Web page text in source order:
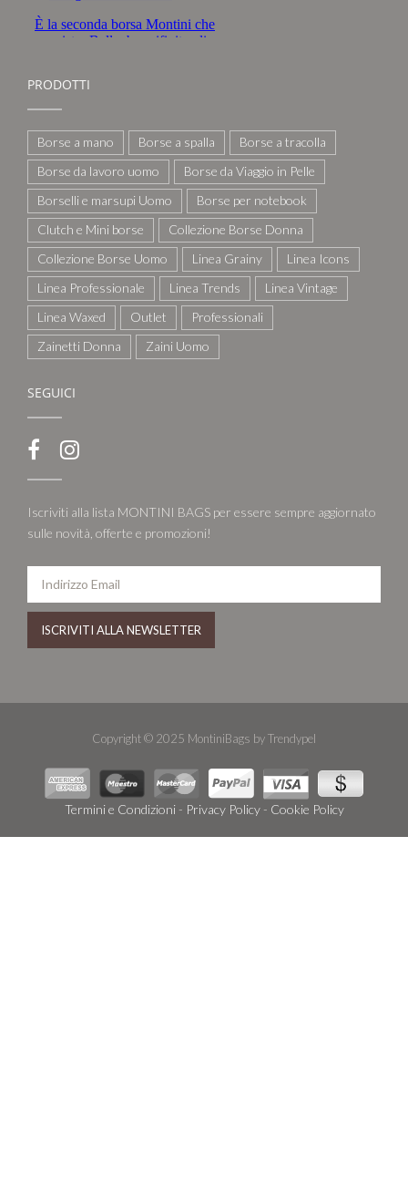
PRODOTTI
Borse a mano Borse a spalla
Borse a tracolla
Borse da lavoro uomo
Borse da Viaggio in Pelle
Borselli e marsupi Uomo
Borse per notebook
Clutch e Mini borse
Collezione Borse Donna
Collezione Borse Uomo
Linea Grainy
Linea Icons
Linea Professionale
Linea Trends
Linea Vintage
Linea Waxed
Outlet
Professionali
Zainetti Donna
Zaini Uomo
SEGUICI
Iscriviti alla lista MONTINI BAGS per essere sempre aggiornato
sulle novità, offerte e promozioni!
Copyright © 2025 MontiniBags by Trendypel
Termini e Condizioni- Privacy Policy- Cookie Policy